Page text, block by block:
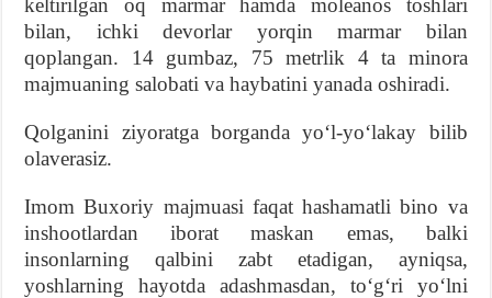
bilan, ichki devorlar yorqin marmar bilan
qoplangan. 14 gumbaz, 75 metrlik 4 ta minora
majmuaning salobati va haybatini yanada oshiradi.
Qolganini ziyoratga borganda yoʻl-yoʻlakay bilib
olaverasiz.
Imom Buxoriy majmuasi faqat hashamatli bino va
inshootlardan iborat maskan emas, balki
insonlarning qalbini zabt etadigan, ayniqsa,
yoshlarning hayotda adashmasdan, toʻgʻri yoʻlni